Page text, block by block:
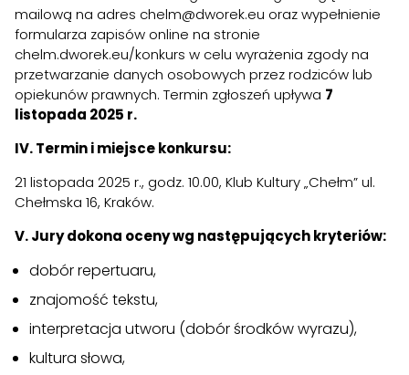
mailową na adres chelm@dworek.eu oraz wypełnienie
formularza zapisów online na stronie
chelm.dworek.eu/konkurs w celu wyrażenia zgody na
przetwarzanie danych osobowych przez rodziców lub
opiekunów prawnych. Termin zgłoszeń upływa 7
listopada 2025 r.
IV. Termin i miejsce konkursu:
21 listopada 2025 r., godz. 10.00, Klub Kultury „Chełm” ul.
Chełmska 16, Kraków.
V. Jury dokona oceny wg następujących kryteriów:
dobór repertuaru,
znajomość tekstu,
interpretacja utworu (dobór środków wyrazu),
kultura słowa,